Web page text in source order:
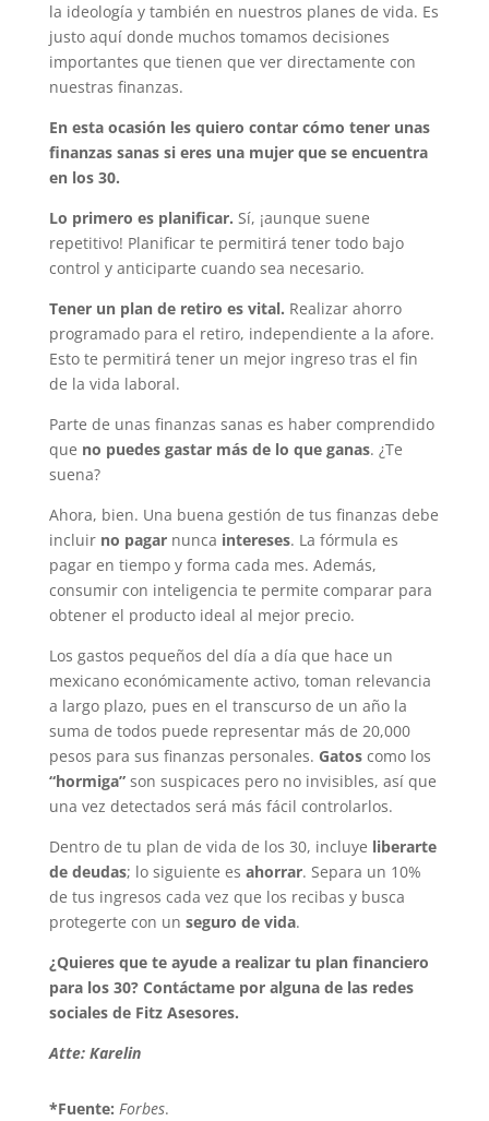
la ideología y también en nuestros planes de vida. Es
justo aquí donde muchos tomamos decisiones
importantes que tienen que ver directamente con
nuestras finanzas.
En esta ocasión les quiero contar cómo tener unas
finanzas sanas si eres una mujer que se encuentra
en los 30.
Lo primero es planificar. Sí, ¡aunque suene
repetitivo! Planificar te permitirá tener todo bajo
control y anticiparte cuando sea necesario.
Tener un plan de retiro es vital. Realizar ahorro
programado para el retiro, independiente a la afore.
Esto te permitirá tener un mejor ingreso tras el fin
de la vida laboral.
Parte de unas finanzas sanas es haber comprendido
que no puedes gastar más de lo que ganas. ¿Te
suena?
Ahora, bien. Una buena gestión de tus finanzas debe
incluir no pagarnunca intereses. La fórmula es
pagar en tiempo y forma cada mes. Además,
consumir con inteligencia te permite comparar para
obtener el producto ideal al mejor precio.
Los gastos pequeños del día a día que hace un
mexicano económicamente activo, toman relevancia
a largo plazo, pues en el transcurso de un año la
suma de todos puede representar más de 20,000
pesos para sus finanzas personales. Gatoscomo los
“hormiga” son suspicaces pero no invisibles, así que
una vez detectados será más fácil controlarlos.
Dentro de tu plan de vida de los 30, incluye liberarte
de deudas; lo siguiente es ahorrar. Separa un 10%
de tus ingresos cada vez que los recibas y busca
protegerte con un seguro de vida.
¿Quieres que te ayude a realizar tu plan financiero
para los 30? Contáctame por alguna de las redes
sociales de Fitz Asesores.
Atte: Karelin
*Fuente: Forbes.